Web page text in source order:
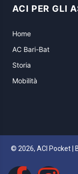
ACI PER GLI
Home
AC Bari-Bat
Storia
Mobilità
© 2026, ACI Pocket |